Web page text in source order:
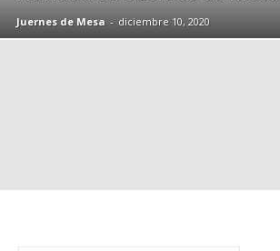
Juernes de Mesa - diciembre 10, 2020